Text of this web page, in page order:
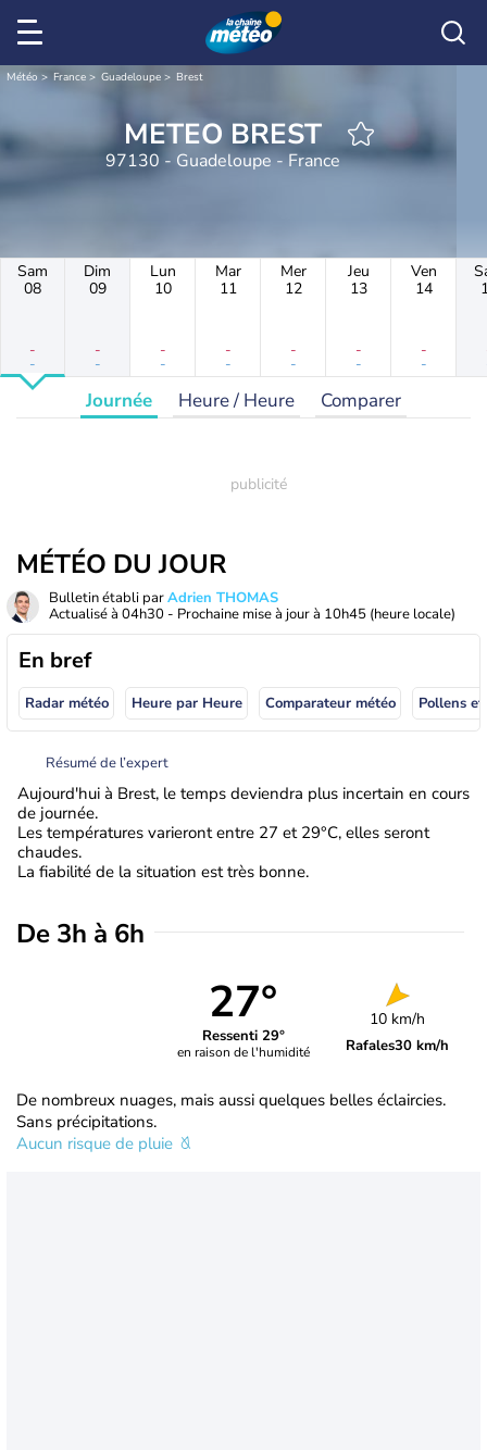
Météo France Guadeloupe Brest
METEO BREST
97130 - Guadeloupe - France
Sam
08
-
-
Dim
09
-
-
Lun
10
-
-
Mar
11
-
-
Mer
12
-
-
Jeu
13
-
-
Ven
14
-
-
Journée Heure / Heure Comparer
MÉTÉO DU JOUR
Bulletin établi parAdrien THOMAS
Actualisé à 04h30 - Prochaine mise à jour à 10h45 (heure locale)
En bref
Radar météo Heure par Heure Comparateur météo Pollens
Résumé de l’expert
Aujourd'hui à Brest, le temps deviendra plus incertain en cours
de journée.
Les températures varieront entre 27 et 29°C, elles seront
chaudes.
La fiabilité de la situation est très bonne.
De 3h à 6h
27°
Ressenti 29°
en raison de l'humidité
10 km/h
Rafales30 km/h
De nombreux nuages, mais aussi quelques belles éclaircies.
Sans précipitations.
Aucun risque de pluie